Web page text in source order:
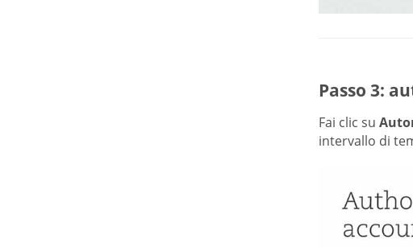
Passo 3:
Fai clic su
intervallo di